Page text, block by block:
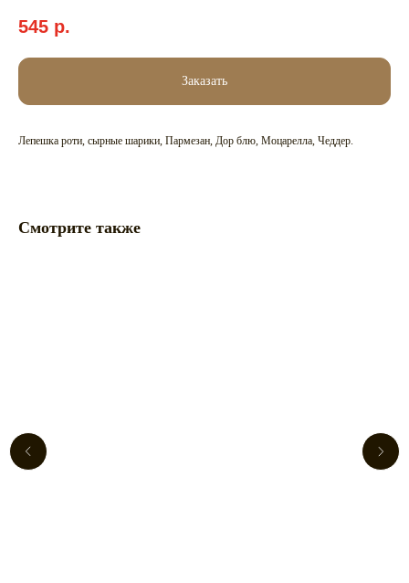
545 р.
Заказать
Лепешка роти, сырные шарики, Пармезан, Дор блю, Моцарелла, Чеддер.
Смотрите также